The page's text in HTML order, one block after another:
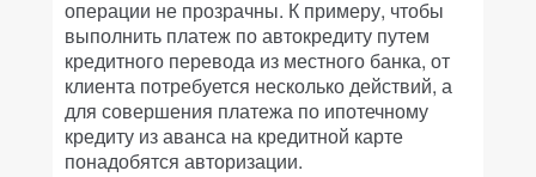
операции не прозрачны. К примеру, чтобы
выполнить платеж по автокредиту путем
кредитного перевода из местного банка, от
клиента потребуется несколько действий, а
для совершения платежа по ипотечному
кредиту из аванса на кредитной карте
понадобятся авторизации.